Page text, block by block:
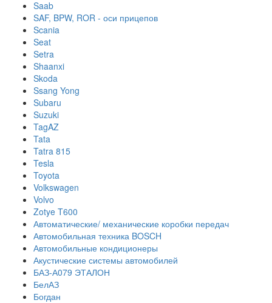
Saab
SAF, BPW, ROR - оси прицепов
Scania
Seat
Setra
Shaanxi
Skoda
Ssang Yong
Subaru
Suzuki
TagAZ
Tata
Tatra 815
Tesla
Toyota
Volkswagen
Volvo
Zotye T600
Автоматические/ механические коробки передач
Автомобильная техника BOSCH
Автомобильные кондиционеры
Акустические системы автомобилей
БАЗ-А079 ЭТАЛОН
БелАЗ
Богдан